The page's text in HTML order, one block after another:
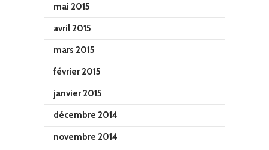
mai 2015
avril 2015
mars 2015
février 2015
janvier 2015
décembre 2014
novembre 2014